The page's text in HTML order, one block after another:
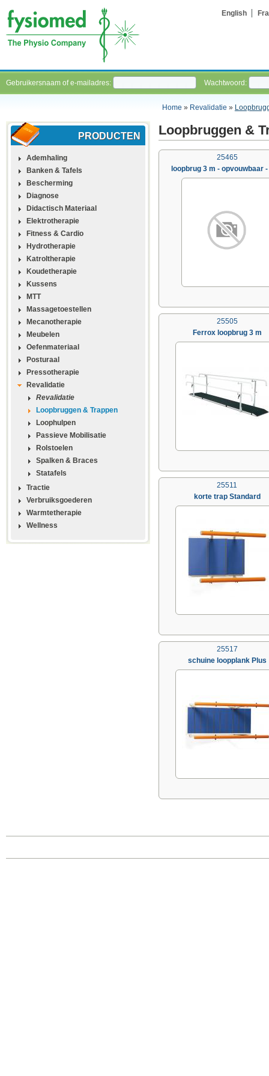
English
Gebruikersnaam of e-mailadres: Wachtwoord:
Home » Revalidatie »
PRODUCTEN
Ademhaling
Banken & Tafels
Bescherming
Diagnose
Didactisch Materiaal
Elektrotherapie
Fitness & Cardio
Hydrotherapie
Katroltherapie
Koudetherapie
Kussens
MTT
Massagetoestellen
Mecanotherapie
Meubelen
Oefenmateriaal
Posturaal
Pressotherapie
Revalidatie
Revalidatie
Loopbruggen & Trappen
Loophulpen
Passieve Mobilisatie
Rolstoelen
Spalken & Braces
Statafels
Tractie
Verbruiksgoederen
Warmtetherapie
Wellness
Loopbruggen &
25465
loopbrug 3 m - opvouwbaar -
25505
Ferrox loopbrug 3 m
25511
korte trap Standard
25517
schuine loopplank Plus